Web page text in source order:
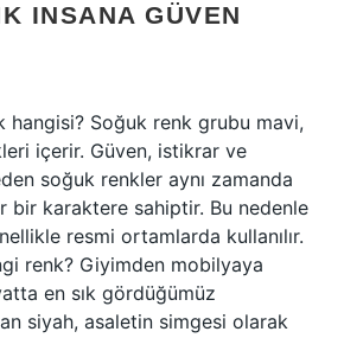
INSANA GÜVEN
hangisi? Soğuk renk grubu mavi,
içerir. Güven, istikrar ve
soğuk renkler aynı zamanda
bir karaktere sahiptir. Bu nedenle
resmi ortamlarda kullanılır.
renk? Giyimden mobilyaya
en sık gördüğümüz
siyah, asaletin simgesi olarak